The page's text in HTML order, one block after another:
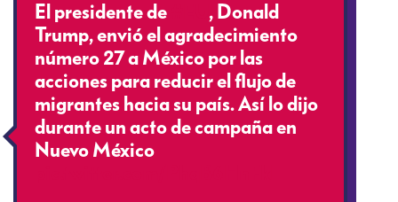
El presidente de
, Donald
Trump, envió el agradecimiento
número 27 a México por las
acciones para reducir el flujo de
migrantes hacia su país. Así lo dijo
durante un acto de campaña en
Nuevo México